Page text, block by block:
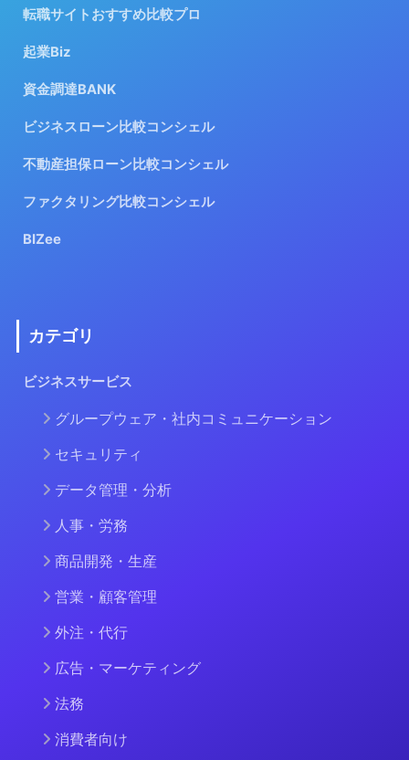
転職サイトおすすめ比較プロ
起業Biz
資金調達BANK
ビジネスローン比較コンシェル
不動産担保ローン比較コンシェル
ファクタリング比較コンシェル
BIZee
カテゴリ
ビジネスサービス
グループウェア・社内コミュニケーション
セキュリティ
データ管理・分析
人事・労務
商品開発・生産
営業・顧客管理
外注・代行
広告・マーケティング
法務
消費者向け